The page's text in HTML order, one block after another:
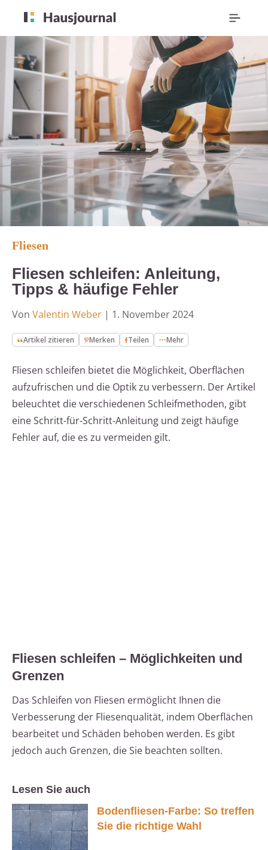
Fliesen
Fliesen schleifen: Anleitung,
Tipps & häufige Fehler
Von Valentin Weber | 1. November 2024
Artikel zitieren Merken Teilen Mehr
Fliesen schleifen bietet die Möglichkeit, Oberflächen
aufzufrischen und die Optik zu verbessern. Der Artikel
beleuchtet die verschiedenen Schleifmethoden, gibt
eine Schritt-für-Schritt-Anleitung und zeigt häufige
Fehler auf, die es zu vermeiden gilt.
Fliesen schleifen – Möglichkeiten und
Grenzen
Das Schleifen von Fliesen ermöglicht Ihnen die
Verbesserung der Fliesenqualität, indem Oberflächen
bearbeitet und Schäden behoben werden. Es gibt
jedoch auch Grenzen, die Sie beachten sollten.
Lesen Sie auch
Bodenfliesen-Farbe: So treffen
Sie die richtige Wahl